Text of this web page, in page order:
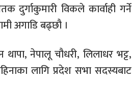
विकले कार्वाही गर्ने
अगाडि बढ्छौ ।
थापा, नेपालू चौधरी, लिलाधर भट्ट,
लागि प्रदेश सभा सदस्यबाट